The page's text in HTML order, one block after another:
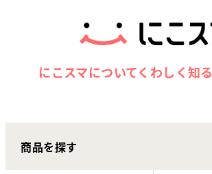
サポートセンター
お客さまの声
にこスマ通信
にこスマについてくわしく知る
商品を探す